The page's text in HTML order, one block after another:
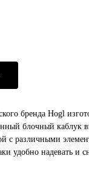
бренда Hogl
блочный каблук
с различными
удобно надевать и